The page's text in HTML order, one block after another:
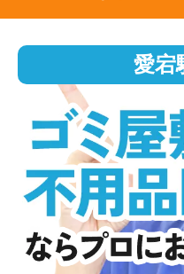
愛宕